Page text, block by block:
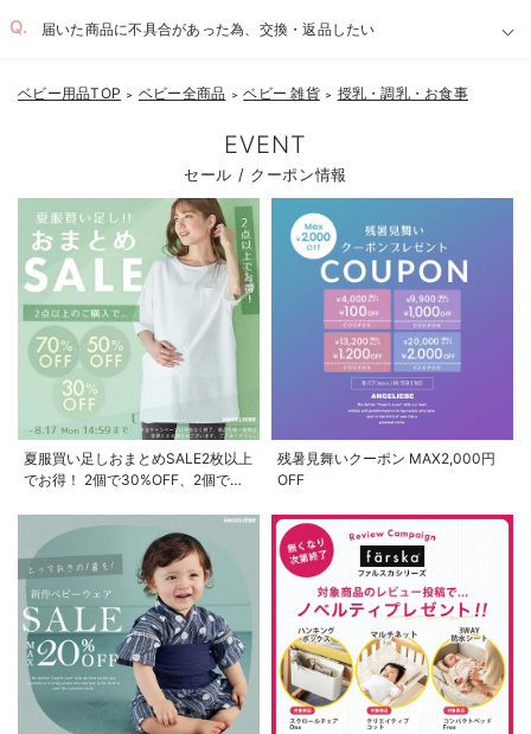
届いた商品に不具合があった為、交換・返品したい
ベビー用品TOP ＞ ベビー全商品 ＞ ベビー 雑貨 ＞ 授乳・調乳・お食事
EVENT
セール / クーポン情報
夏服買い足しおまとめSALE2枚以上
でお得！ 2個で30%OFF、2個で
残暑見舞いクーポン MAX2,000円
OFF